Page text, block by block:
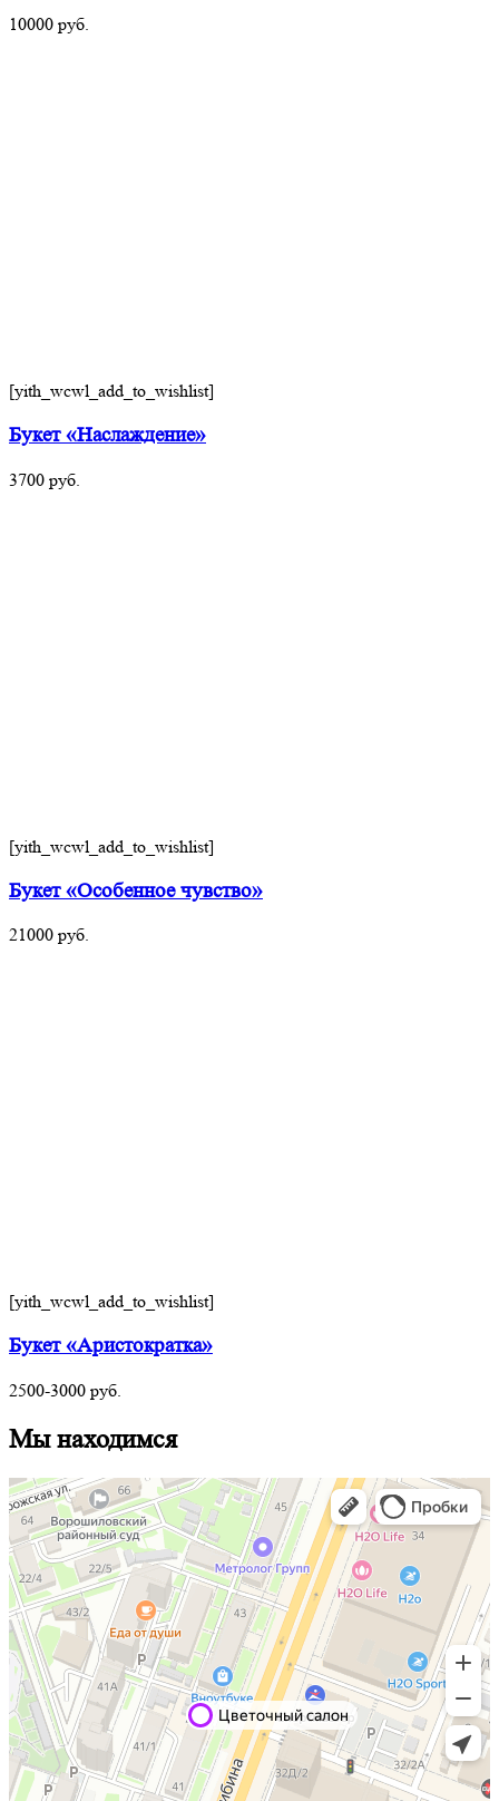
10000 руб.
[yith_wcwl_add_to_wishlist]
Букет «Наслаждение»
3700 руб.
[yith_wcwl_add_to_wishlist]
Букет «Особенное чувство»
21000 руб.
[yith_wcwl_add_to_wishlist]
Букет «Аристократка»
2500-3000 руб.
Мы находимся